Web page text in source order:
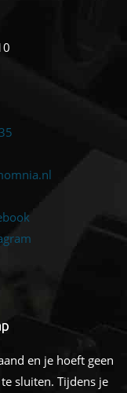
en je hoeft geen
sluiten. Tijdens je